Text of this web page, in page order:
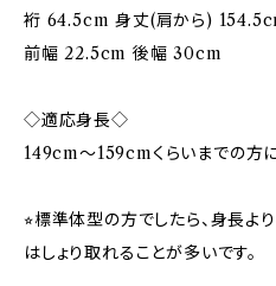
裄 64.5cm 身丈(肩から)
前幅 22.5cm 後幅 30cm
◇適応身長◇
149cm～159cmくらいまでの方
⭐︎標準体型の方でしたら、身長よ
はしょり取れることが多いです。